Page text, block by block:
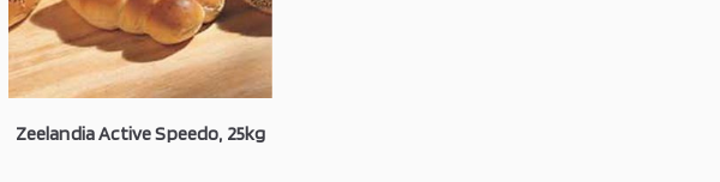
Zeelandia Active Speedo, 25kg